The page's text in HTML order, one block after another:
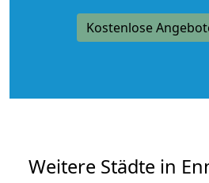
Kostenlose
Weitere Städte in